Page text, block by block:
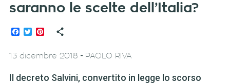
saranno le scelte dell’Italia?
Facebook
TwitterPinterest
13 dicembre 2018 - PAOLO RIVA
Il decreto Salvini, convertito in legge lo scorso